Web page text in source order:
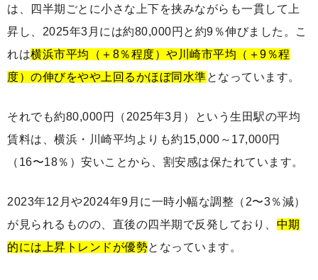
は、四半期ごとに小さな上下を挟みながらも一貫して上
昇し、2025年3月には約80,000円と約9％伸びました。こ
れは横浜市平均（＋8％程度）や川崎市平均（＋9％程
度）の伸びをやや上回るかほぼ同水準となっています。
それでも約80,000円（2025年3月）という生田駅の平均
賃料は、横浜・川崎平均よりも約15,000～17,000円
（16〜18％）安いことから、割安感は保たれています。
2023年12月や2024年9月に一時小幅な調整（2〜3％減）
が見られるものの、直後の四半期で反発しており、 中期
的には上昇トレンドが優勢となっています。